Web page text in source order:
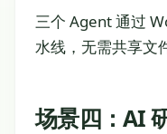
三个 Agent 通过
水线，无需共享文
场景四：AI